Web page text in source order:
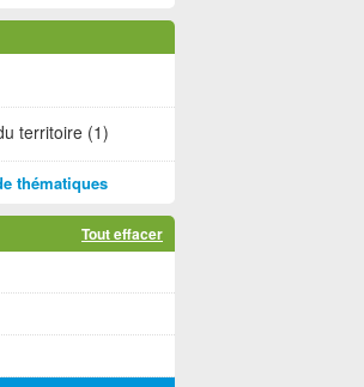
territoire (1)
thématiques
Tout effacer